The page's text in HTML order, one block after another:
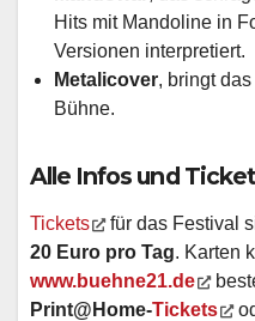
Hits mit Mandoline in
Versionen interpretiert.
Metalicover, bringt
Bühne.
Alle Infos und
Tickets
für das Festival
20 Euro pro Tag. Karten
www.buehne21.de
Print@Home-Tickets